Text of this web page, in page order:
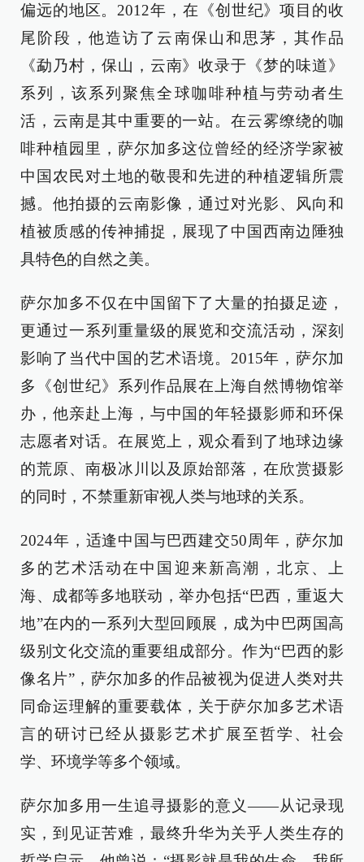
偏远的地区。2012年，在《创世纪》项目的收
尾阶段，他造访了云南保山和思茅，其作品
《勐乃村，保山，云南》收录于《梦的味道》
系列，该系列聚焦全球咖啡种植与劳动者生
活，云南是其中重要的一站。在云雾缭绕的咖
啡种植园里，萨尔加多这位曾经的经济学家被
中国农民对土地的敬畏和先进的种植逻辑所震
撼。他拍摄的云南影像，通过对光影、风向和
植被质感的传神捕捉，展现了中国西南边陲独
具特色的自然之美。
萨尔加多不仅在中国留下了大量的拍摄足迹，
更通过一系列重量级的展览和交流活动，深刻
影响了当代中国的艺术语境。2015年，萨尔加
多《创世纪》系列作品展在上海自然博物馆举
办，他亲赴上海，与中国的年轻摄影师和环保
志愿者对话。在展览上，观众看到了地球边缘
的荒原、南极冰川以及原始部落，在欣赏摄影
的同时，不禁重新审视人类与地球的关系。
2024年，适逢中国与巴西建交50周年，萨尔加
多的艺术活动在中国迎来新高潮，北京、上
海、成都等多地联动，举办包括“巴西，重返大
地”在内的一系列大型回顾展，成为中巴两国高
级别文化交流的重要组成部分。作为“巴西的影
像名片”，萨尔加多的作品被视为促进人类对共
同命运理解的重要载体，关于萨尔加多艺术语
言的研讨已经从摄影艺术扩展至哲学、社会
学、环境学等多个领域。
萨尔加多用一生追寻摄影的意义——从记录现
实，到见证苦难，最终升华为关乎人类生存的